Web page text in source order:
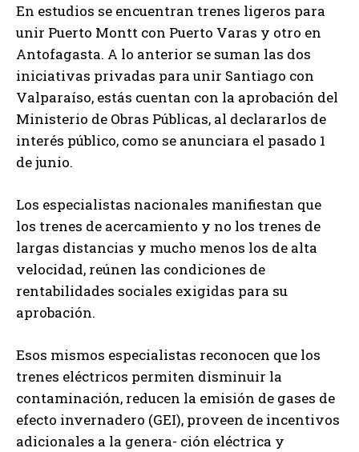
En estudios se encuentran trenes ligeros para
unir Puerto Montt con Puerto Varas y otro en
Antofagasta. A lo anterior se suman las dos
iniciativas privadas para unir Santiago con
Valparaíso, estás cuentan con la aprobación del
Ministerio de Obras Públicas, al declararlos de
interés público, como se anunciara el pasado 1
de junio.
Los especialistas nacionales manifiestan que
los trenes de acercamiento y no los trenes de
largas distancias y mucho menos los de alta
velocidad, reúnen las condiciones de
rentabilidades sociales exigidas para su
aprobación.
Esos mismos especialistas reconocen que los
trenes eléctricos permiten disminuir la
contaminación, reducen la emisión de gases de
efecto invernadero (GEI), proveen de incentivos
adicionales a la genera- ción eléctrica y